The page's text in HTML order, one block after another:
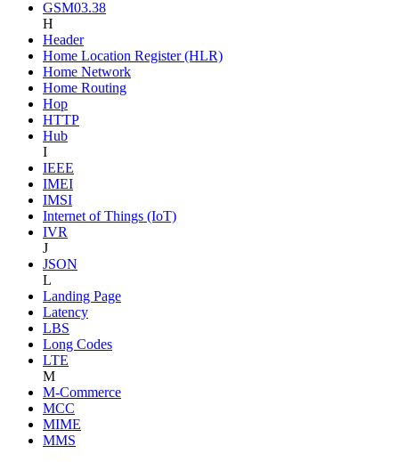
GSM03.38
H
Header
Home Location Register (HLR)
Home Network
Home Routing
Hop
HTTP
Hub
I
IEEE
IMEI
IMSI
Internet of Things (IoT)
IVR
J
JSON
L
Landing Page
Latency
LBS
Long Codes
LTE
M
M-Commerce
MCC
MIME
MMS